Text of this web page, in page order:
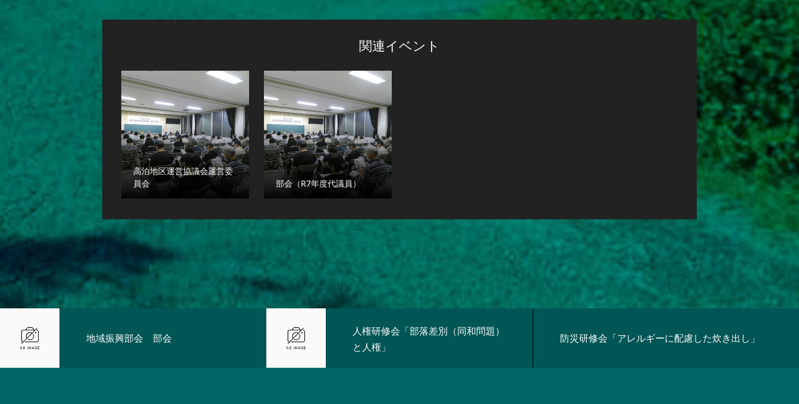
関連イベント
高泊地区運営協議会運営委
員会
部会（R7年度代議員）
地域振興部会 部会
人権研修会「部落差別（同和問題）
と人権」
防災研修会「アレルギーに配慮した炊き出し」